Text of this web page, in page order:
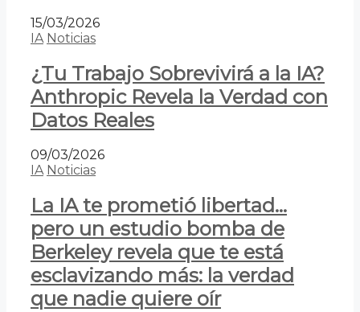
15/03/2026
IA Noticias
¿Tu Trabajo Sobrevivirá a la IA?
Anthropic Revela la Verdad con
Datos Reales
09/03/2026
IA Noticias
La IA te prometió libertad…
pero un estudio bomba de
Berkeley revela que te está
esclavizando más: la verdad
que nadie quiere oír